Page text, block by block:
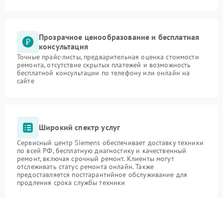
Прозрачное ценообразование и бесплатная
консультация
Точные прайс-листы, предварительная оценка стоимости
ремонта, отсутствие скрытых платежей и возможность
бесплатной консультации по телефону или онлайн на
сайте
Широкий спектр услуг
Сервисный центр Siemens обеспечивает доставку техники
по всей РФ, бесплатную диагностику и качественный
ремонт, включая срочный ремонт. Клиенты могут
отслеживать статус ремонта онлайн. Также
предоставляется постгарантийное обслуживание для
продления срока службы техники